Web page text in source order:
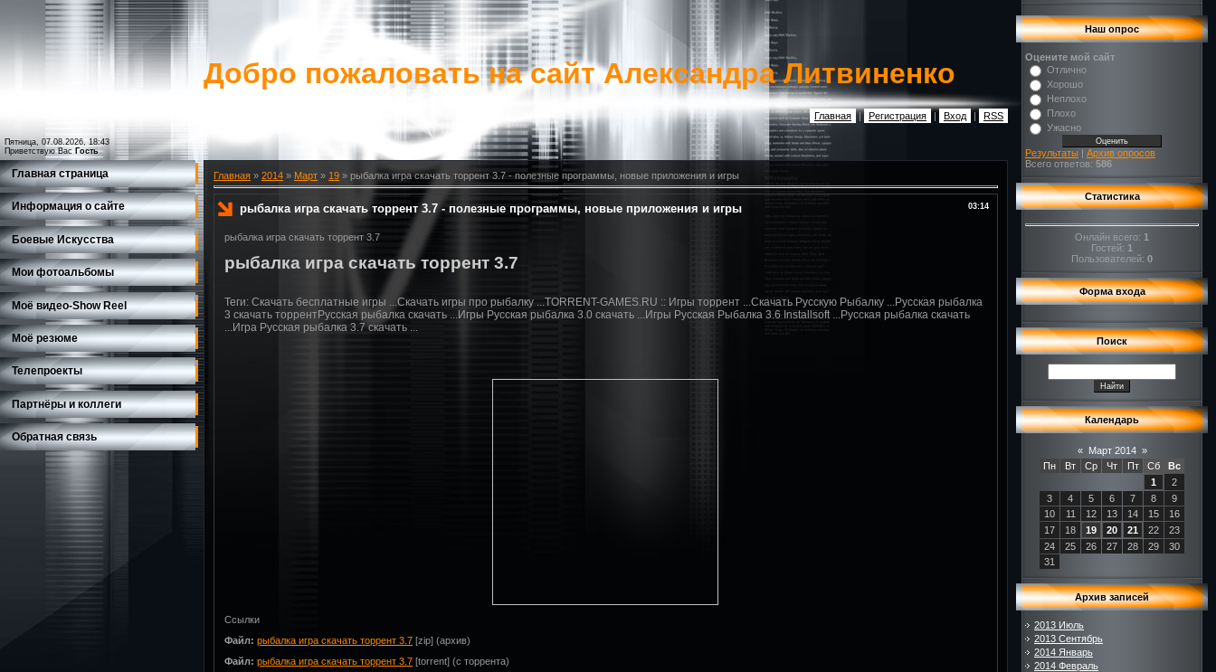
Пятница, 07.08.2026, 18:43
Приветствую Вас Гость
Добро пожаловать на сайт Александра Литвиненко
Главная | Регистрация | Вход | RSS
Главная страница
Информация о сайте
Боевые Искусства
Мои фотоальбомы
Моё видео-Show Reеl
Моё резюме
Телепроекты
Партнёры и коллеги
Обратная связь
Главная » 2014 » Март » 19 » рыбалка игра скачать торрент 3.7 - полезные программы, новые приложения и игры
03:14
рыбалка игра скачать торрент 3.7 - полезные программы, новые приложения и игры
рыбалка игра скачать торрент 3.7
рыбалка игра скачать торрент 3.7
Теги: Скачать бесплатные игры ...Cкачать игры про рыбалку ...TORRENT-GAMES.RU :: Игры торрент ...Скачать Русскую Рыбалку ...Русская рыбалка
3 скачать торрентРусская рыбалка скачать ...Игры Русская рыбалка 3.0 скачать ...Игры Русская Рыбалка 3.6 Installsoft ...Русская рыбалка скачать
...Игра Русская рыбалка 3.7 скачать ...
Ссылки
Файл: рыбалка игра скачать торрент 3.7 [zip] (архив)
Файл: рыбалка игра скачать торрент 3.7 [torrent] (с торрента)
Наш опрос
Оцените мой сайт
Отлично
Хорошо
Неплохо
Плохо
Ужасно
Результаты | Архив опросов
Всего ответов: 586
Статистика
Онлайн всего: 1
Гостей: 1
Пользователей: 0
Форма входа
Поиск
Календарь
« Март 2014 »
Пн
Вт Ср Чт Пт Сб
Вс
1
2
3
4 5 6 7 8
9
10
11 12 13 14 15
16
17
18 19 20 21 22
23
24
25 26 27 28 29
30
31
Архив записей
2013 Июль
2013 Сентябрь
2014 Январь
2014 Февраль